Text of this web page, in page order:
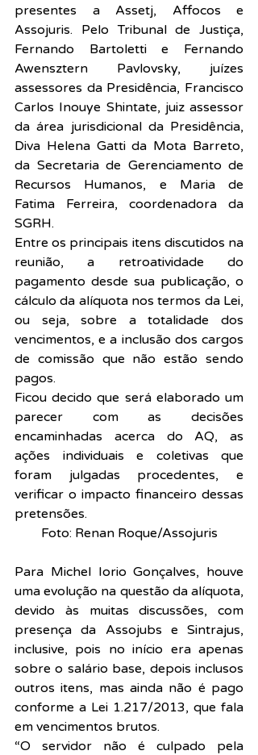
presentes a Assetj, Affocos e
Assojuris. Pelo Tribunal de Justiça,
Fernando Bartoletti e Fernando
Awensztern Pavlovsky, juízes
assessores da Presidência, Francisco
Carlos Inouye Shintate, juiz assessor
da área jurisdicional da Presidência,
Diva Helena Gatti da Mota Barreto,
da Secretaria de Gerenciamento de
Recursos Humanos, e Maria de
Fatima Ferreira, coordenadora da
SGRH.
Entre os principais itens discutidos na
reunião, a retroatividade do
pagamento desde sua publicação, o
cálculo da alíquota nos termos da Lei,
ou seja, sobre a totalidade dos
vencimentos, e a inclusão dos cargos
de comissão que não estão sendo
pagos.
Ficou decido que será elaborado um
parecer com as decisões
encaminhadas acerca do AQ, as
ações individuais e coletivas que
foram julgadas procedentes, e
verificar o impacto financeiro dessas
pretensões.
Foto: Renan Roque/Assojuris
Para Michel Iorio Gonçalves, houve
uma evolução na questão da alíquota,
devido às muitas discussões, com
presença da Assojubs e Sintrajus,
inclusive, pois no início era apenas
sobre o salário base, depois inclusos
outros itens, mas ainda não é pago
conforme a Lei 1.217/2013, que fala
em vencimentos brutos.
“O servidor não é culpado pela